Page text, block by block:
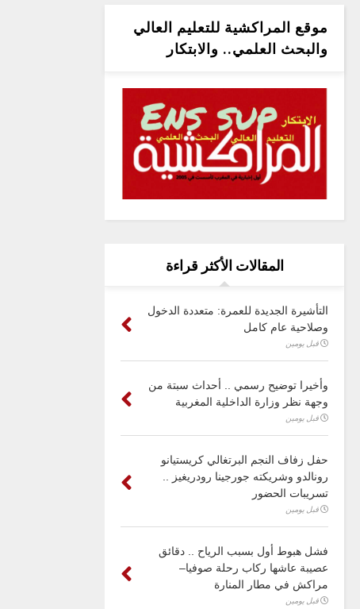
موقع المراكشية للتعليم العالي
والبحث العلمي.. والابتكار
المقالات الأكثر قراءة
التأشيرة الجديدة للعمرة: متعددة الدخول
وصلاحية عام كامل
قبل يومين
وأخيرا توضيح رسمي .. أحداث سبتة من
وجهة نظر وزارة الداخلية المغربية
قبل يومين
حفل زفاف النجم البرتغالي كريستيانو
رونالدو وشريكته جورجينا رودريغيز ..
تسريبات الحضور
قبل يومين
فشل هبوط أول بسبب الرياح .. دقائق
عصيبة عاشها ركاب رحلة صوفيا–
مراكش في مطار المنارة
قبل يومين